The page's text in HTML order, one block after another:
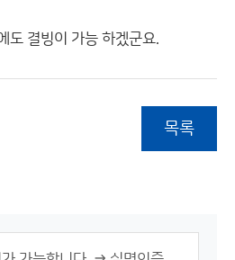
도 결빙이 가능 하겠군요.
목록